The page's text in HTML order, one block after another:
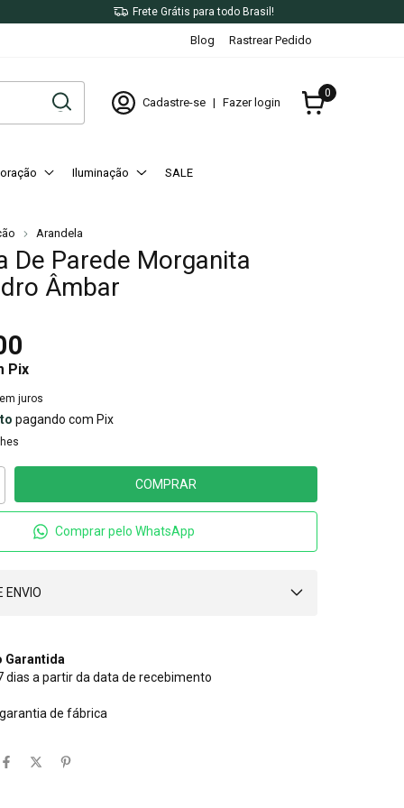
Frete Grátis para todo Brasil!
Blog Rastrear Pedido
Cadastre-se | Fazer login
0
Iluminação SALE
Arandela
De Parede Morganita
Âmbar
Pix
juros
pagando com Pix
Comprar pelo WhatsApp
ENVIO
Garantida
dias a partir da data de recebimento
de fábrica